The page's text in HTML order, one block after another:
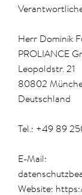
Herr Dominik
PROLIANCE
Leopoldstr. 21
80802
Deutschland
Tel.: +49 89
E-Mail:
Website: